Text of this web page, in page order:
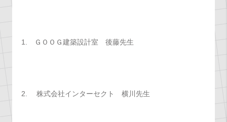
1. ＧＯＯＧ建築設計室 後藤先生
2. 株式会社インターセクト 横川先生